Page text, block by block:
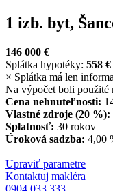
1 izb. byt,
146 000 €
Splátka hypotéky: 558 €
× Splátka má len
Na výpočet boli použité
Cena nehnuteľnosti:
Vlastné zdroje (20 %):
Splatnosť: 30 rokov
Úroková sadzba: 4,00
Upraviť parametre
Kontaktuj makléra
0904 033 333